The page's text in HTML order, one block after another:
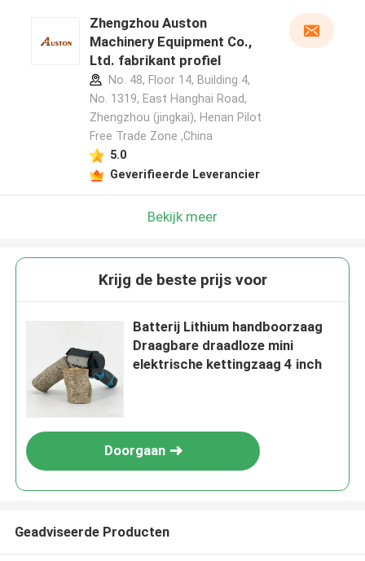
Laat een bericht achter
VERZENDEN
Zhengzhou Auston
Machinery Equipment Co.,
Ltd. fabrikant profiel
No. 48, Floor 14, Building 4,
No. 1319, East Hanghai Road,
Zhengzhou (jingkai), Henan Pilot
Free Trade Zone ,China
5.0
Geverifieerde Leverancier
Bekijk meer
Krijg de beste prijs voor
Batterij Lithium handboorzaag
Draagbare draadloze mini
elektrische kettingzaag 4 inch
Doorgaan
Geadviseerde Producten